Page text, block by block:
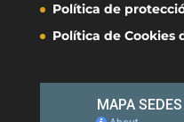
Política de
Política de Cookies